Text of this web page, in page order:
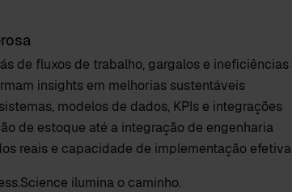
de fluxos de trabalho, gargalos e ineficiências
insights em melhorias sustentáveis
modelos de dados, KPIs e integrações
de estoque até a integração de engenharia
reais e capacidade de implementação efetiva
ilumina o caminho.